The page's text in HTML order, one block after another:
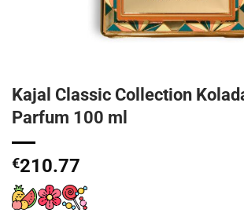
Kajal Classic Collection
Parfum 100 ml
€210.77